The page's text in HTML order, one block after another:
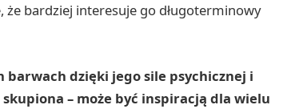
bardziej interesuje go długoterminowy
barwach dzięki jego sile psychicznej i
– może być inspiracją dla wielu